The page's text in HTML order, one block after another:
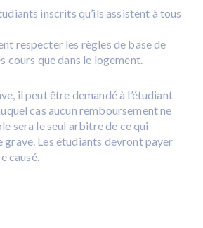
inscrits qu’ils assistent à tous
respecter les règles de base de
cours que dans le logement.
il peut être demandé à l’étudiant
cas aucun remboursement ne
sera le seul arbitre de ce qui
grave. Les étudiants devront payer
causé.